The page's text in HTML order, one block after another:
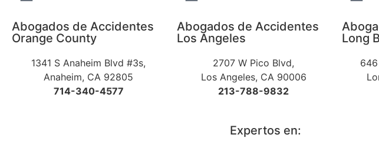
Abogados de Accidentes
Orange County
1341 S Anaheim Blvd #3s,
Anaheim, CA 92805
714-340-4577
Abogados de Accidentes
Los Angeles
2707 W Pico Blvd,
Los Angeles, CA 90006
213-788-9832
Long
Expertos en: